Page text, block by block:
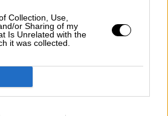
Collection, Use,
or Sharing of my
Is Unrelated with the
it was collected.
Patera islas Canarias
Islas Canarias
Gran Canaria
Guardia Civil